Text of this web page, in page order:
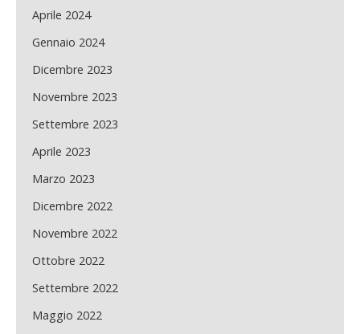
Aprile 2024
Gennaio 2024
Dicembre 2023
Novembre 2023
Settembre 2023
Aprile 2023
Marzo 2023
Dicembre 2022
Novembre 2022
Ottobre 2022
Settembre 2022
Maggio 2022